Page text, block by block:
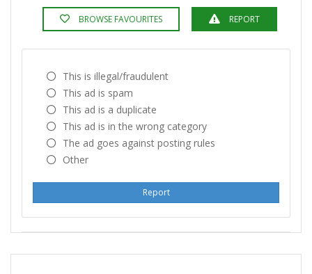
BROWSE FAVOURITES REPORT
This is illegal/fraudulent
This ad is spam
This ad is a duplicate
This ad is in the wrong category
The ad goes against posting rules
Other
Report